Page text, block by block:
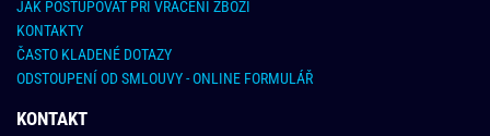
JAK POSTUPOVAT PŘI VRÁCENÍ ZBOŽÍ
KONTAKTY
ČASTO KLADENÉ DOTAZY
ODSTOUPENÍ OD SMLOUVY - ONLINE FORMULÁŘ
KONTAKT